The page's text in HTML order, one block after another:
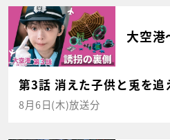
大空港
第3話 消えた子供と兎を追
8月6日(木)放送分